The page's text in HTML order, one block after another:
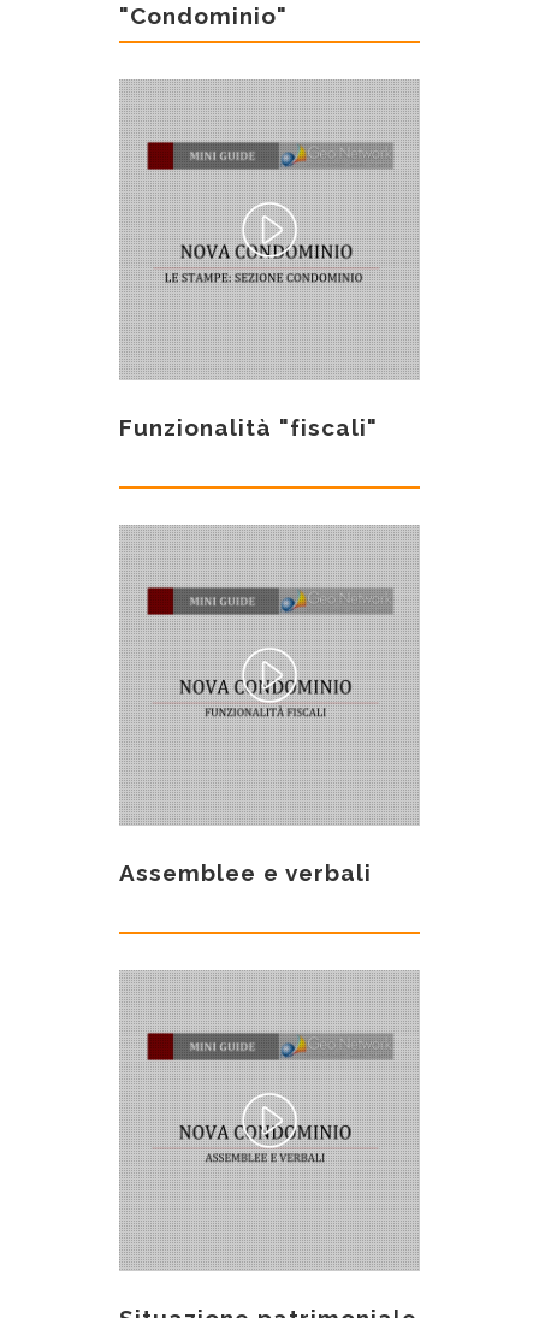
"Condominio"
Funzionalità "fiscali"
Assemblee e verbali